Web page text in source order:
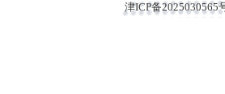
津ICP备2025030565